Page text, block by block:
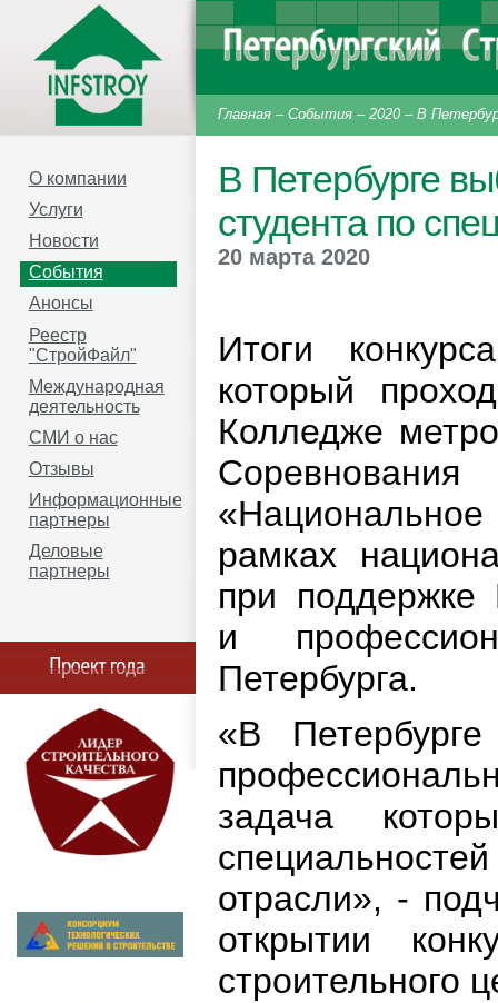
В Петербурге
студента по
20 марта 2020
Итоги
который
Колледже
рамках
при поддержке
и
Петербурга.
«В
задача
отрасли», -
открытии
строительного
Главная –События –2020 –В
О компании
Услуги
Новости
События
Анонсы
Реестр
"СтройФайл"
Международная
деятельность
СМИ о нас
Отзывы
Информационные
партнеры
Деловые
партнеры